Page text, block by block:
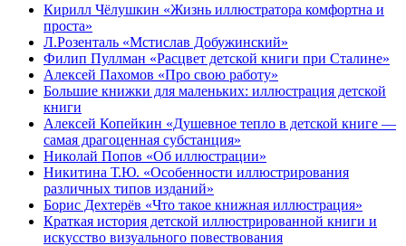
Кирилл Чёлушкин «Жизнь иллюстратора комфортна и
проста»
Л.Розенталь «Мстислав Добужинский»
Филип Пуллман «Расцвет детской книги при Сталине»
Алексей Пахомов «Про свою работу»
Большие книжки для маленьких: иллюстрация детской
книги
Алексей Копейкин «Душевное тепло в детской книге —
самая драгоценная субстанция»
Николай Попов «Об иллюстрации»
Никитина Т.Ю. «Особенности иллюстрирования
различных типов изданий»
Борис Дехтерёв «Что такое книжная иллюстрация»
Краткая история детской иллюстрированной книги и
искусство визуального повествования